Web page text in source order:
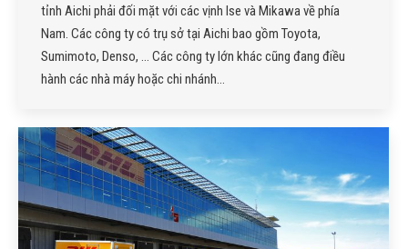
tỉnh Aichi phải đối mặt với các vịnh Ise và Mikawa về phía
Nam. Các công ty có trụ sở tại Aichi bao gồm Toyota,
Sumimoto, Denso, … Các công ty lớn khác cũng đang điều
hành các nhà máy hoặc chi nhánh…